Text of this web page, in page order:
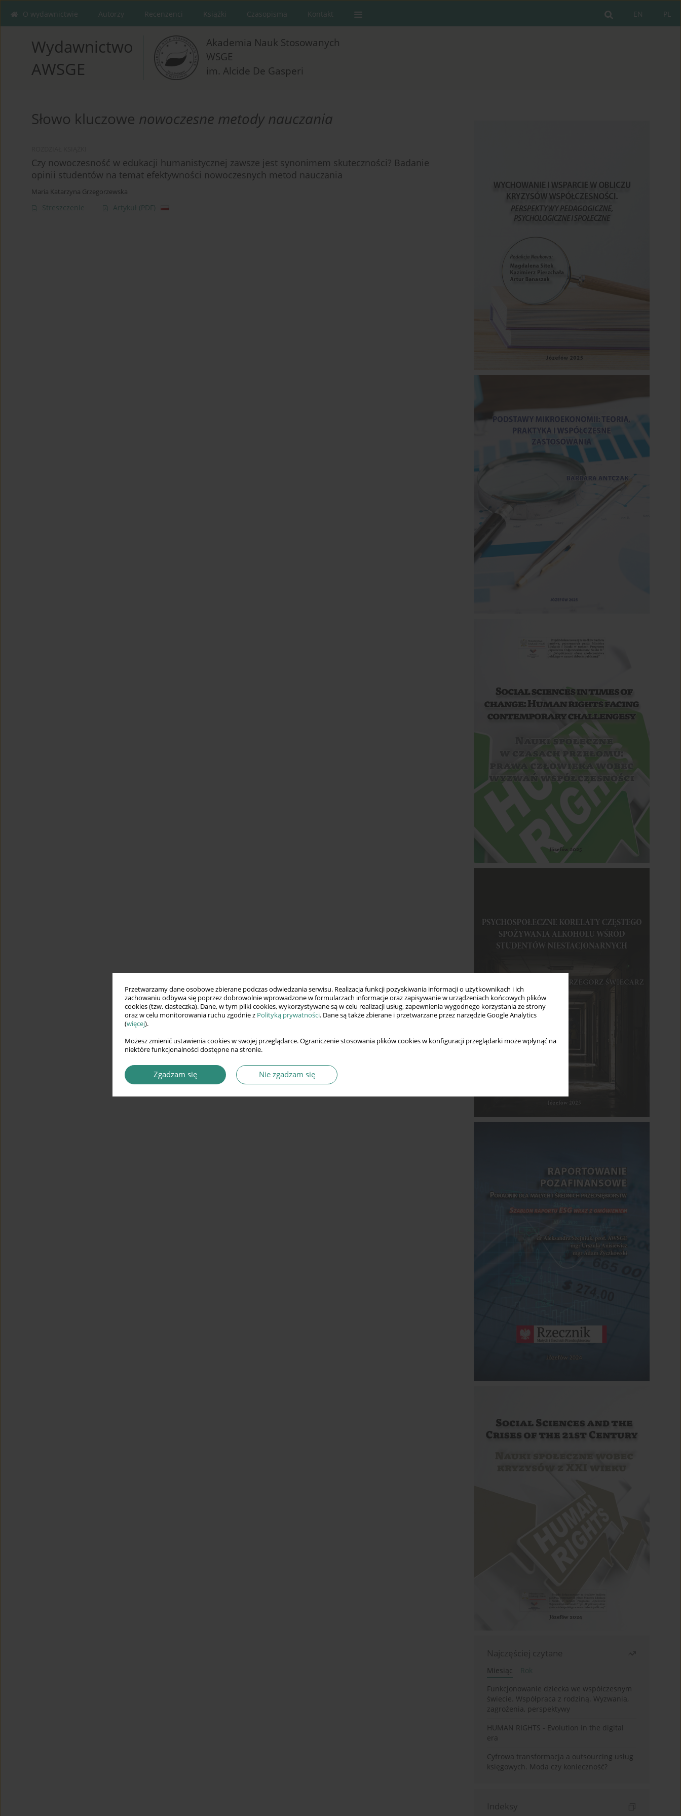
Przetwarzamy dane osobowe zbierane podczas odwiedzania serwisu. Realizacja funkcji pozyskiwania informacji o użytkownikach i ich
zachowaniu odbywa się poprzez dobrowolnie wprowadzone w formularzach informacje oraz zapisywanie w urządzeniach końcowych plików
cookies (tzw. ciasteczka). Dane, w tym pliki cookies, wykorzystywane są w celu realizacji usług, zapewnienia wygodnego korzystania ze strony
oraz w celu monitorowania ruchu zgodnie z Polityką prywatności. Dane są także zbierane i przetwarzane przez narzędzie Google Analytics
(więcej).
Możesz zmienić ustawienia cookies w swojej przeglądarce. Ograniczenie stosowania plików cookies w konfiguracji przeglądarki może wpłynąć na
niektóre funkcjonalności dostępne na stronie.
Zgadzam się Nie zgadzam się
PL
EN
O wydawnictwie Autorzy Recenzenci Książki Czasopisma Kontakt
Wydawnictwo
AWSGE
Akademia Nauk Stosowanych
WSGE
im. Alcide De Gasperi
Słowo kluczowe nowoczesne metody nauczania
Czy nowoczesność w edukacji humanistycznej zawsze jest synonimem skuteczności? Badanie
opinii studentów na temat efektywności nowoczesnych metod nauczania
Maria Katarzyna Grzegorzewska
Streszczenie Artykuł (PDF)
Najczęściej czytane
Miesiąc
Rok
Funkcjonowanie dziecka we współczesnym
świecie. Współpraca z rodziną. Wyzwania,
zagrożenia, perspektywy
HUMAN RIGHTS - Evolution in the digital
era
Cyfrowa transformacja a outsourcing usług
księgowych. Moda czy konieczność?
Indeksy